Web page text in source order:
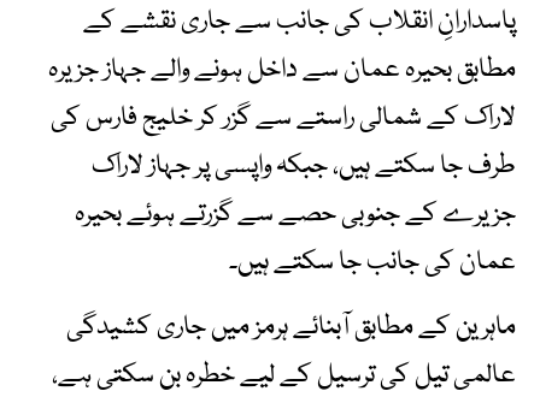
پاسدارانِ انقلاب کی جانب سے جاری نقشے کے
مطابق بحیرہ عمان سے داخل ہونے والے جہاز جزیرہ
لاراک کے شمالی راستے سے گزر کر خلیج فارس کی
طرف جا سکتے ہیں، جبکہ واپسی پر جہاز لاراک
جزیرے کے جنوبی حصے سے گزرتے ہوئے بحیرہ
عمان کی جانب جا سکتے ہیں۔
ماہرین کے مطابق آبنائے ہرمز میں جاری کشیدگی
عالمی تیل کی ترسیل کے لیے خطرہ بن سکتی ہے،